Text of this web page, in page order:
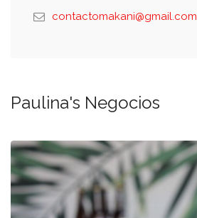
contactomakani@gmail.com
Paulina's Negocios